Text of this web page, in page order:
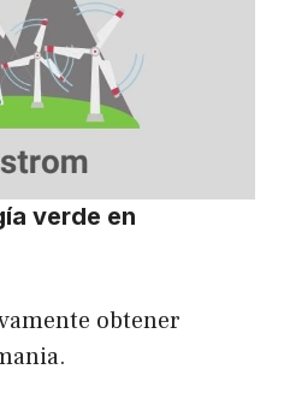
verde en
obtener